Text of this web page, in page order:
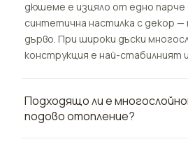
дюшеме е изцяло от едно
синтетична настилка с декор —
дърво. При широки дъски
конструкция е най-стабилният
Подходящо ли е
подово отопление?